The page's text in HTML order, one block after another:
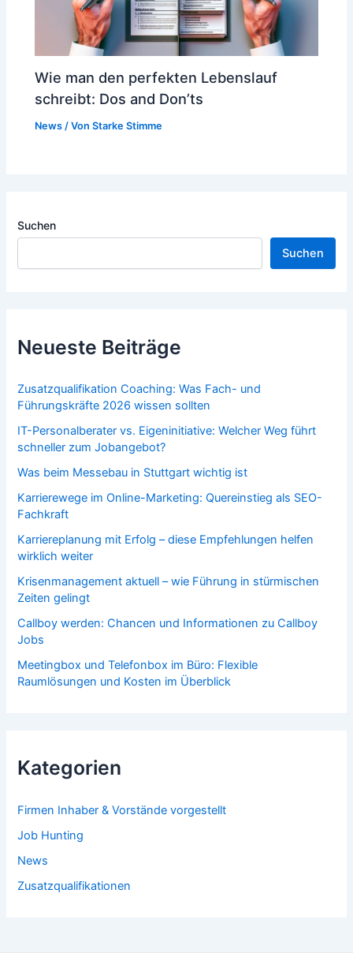
Wie man den perfekten Lebenslauf
schreibt: Dos and Don’ts
News / VonStarke Stimme
Suchen
Suchen
Neueste Beiträge
Zusatzqualifikation Coaching: Was Fach- und
Führungskräfte 2026 wissen sollten
IT-Personalberater vs. Eigeninitiative: Welcher Weg führt
schneller zum Jobangebot?
Was beim Messebau in Stuttgart wichtig ist
Karrierewege im Online-Marketing: Quereinstieg als SEO-
Fachkraft
Karriereplanung mit Erfolg – diese Empfehlungen helfen
wirklich weiter
Krisenmanagement aktuell – wie Führung in stürmischen
Zeiten gelingt
Callboy werden: Chancen und Informationen zu Callboy
Jobs
Meetingbox und Telefonbox im Büro: Flexible
Raumlösungen und Kosten im Überblick
Kategorien
Firmen Inhaber & Vorstände vorgestellt
Job Hunting
News
Zusatzqualifikationen